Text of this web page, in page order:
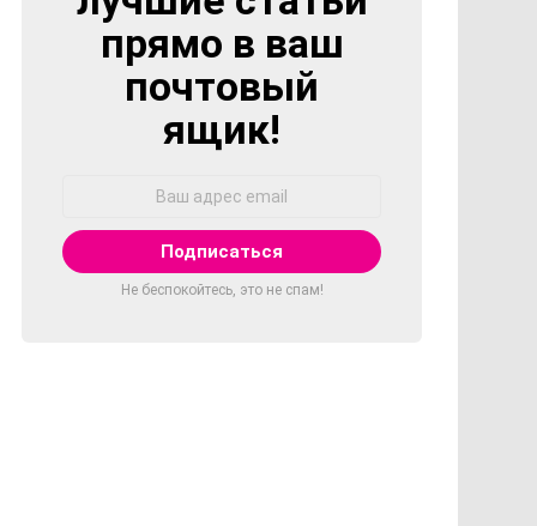
прямо в ваш
почтовый
ящик!
Не беспокойтесь, это не спам!